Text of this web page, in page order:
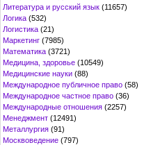
Литература и русский язык (11657)
Логика (532)
Логистика (21)
Маркетинг (7985)
Математика (3721)
Медицина, здоровье (10549)
Медицинские науки (88)
Международное публичное право (58)
Международное частное право (36)
Международные отношения (2257)
Менеджмент (12491)
Металлургия (91)
Москвоведение (797)